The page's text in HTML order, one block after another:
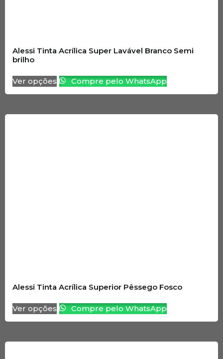
Alessi Tinta Acrílica Super Lavável Branco Semi
brilho
Ver opções Compre pelo WhatsApp
Alessi Tinta Acrílica Superior Pêssego Fosco
Ver opções Compre pelo WhatsApp